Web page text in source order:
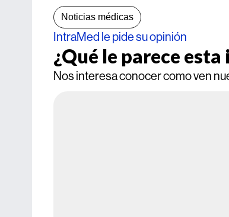
Noticias médicas
IntraMed le pide su opinión
¿Qué le parece esta
Nos interesa conocer como ven